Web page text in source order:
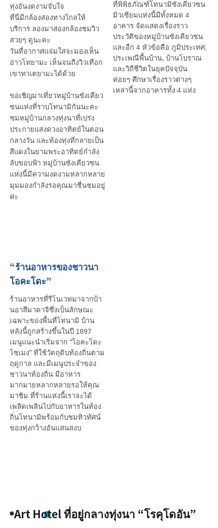
ทุ่งอันงดงามจับใจ
ที่นี่มีกล้องส่องทางไกลให้
บริการ ลองมาส่องกล้องชมวิว
สวยๆ ดูนะคะ
วันที่อากาศแจ่มใสจะมองเห็น
อ่าวโทยามะ เห็นจนถึงวิวเทือก
เขาทาเตยามะได้ด้วย
ขอเชิญมาเที่ยวหมู่บ้านซังเคียว
ซนแห่งที่ราบโทนามิกันนะคะ
ชมหมู่บ้านกลางทุ่งนาที่เปร่ง
ประกายแสงดวงอาทิตย์ในตอน
กลางวัน และท้องทุ่งที่กลายเป็น
สีแดงในยามพระอาทิตย์กำลัง
ลับขอบฟ้า หมู่บ้านซังเคียวซน
แห่งนี้มีความงดงามหลากหลาย
มุมมองกำลังรอคุณมาชื่นชมอยู่
ค่ะ
ที่พิพิธภัณฑ์โทนามิซังเคียวซน
มิวเซียมแห่งนี้มีทั้งหมด 4
อาคาร จัดแสดงเรื่องราว
ประวัติของหมู่บ้านซังเคียวซน
และอีก 4หัวข้อคือ ภูมิประเทศ,
ประเพณีพื้นบ้าน, บ้านโบราณ
และวิถีชีวิตในยุคปัจจุบัน
ค่อยๆ ศึกษาเรื่องราวต่างๆ
เหล่านี้จากอาคารทั้ง 4แห่ง
“ร้านอาหารของชาวนา
โอคะโดะ”
ร้านอาหารที่รีโนเวทมาจากบ้า
นอาสึมาดาจิซึ่งเป็นลักษณะ
เฉพาะของพื้นที่โทนามิ บ้าน
หลังนี้ถูกสร้างขึ้นในปี 1897
เมนูแนะนำเริ่มจาก “โอคะโดะ
โซเมง” ที่ใช้วัตถุดิบท้องถิ่นตาม
ฤดูกาล และมีเมนูประจำของ
ชาวนาท้องถิ่น มีอาหาร
มากมายหลากหลายรอให้คุณ
มาชิม ที่ร้านแห่งนี้เราจะได้
เพลิดเพลินไปกับอาหารในท้อง
ถิ่นโทนามิพร้อมกับชมทิวทัศน์
ของทุ่งกว้างอันแสนสงบ
Art Hotel ที่อยู่กลางทุ่งนา “โรคุโดอัน”